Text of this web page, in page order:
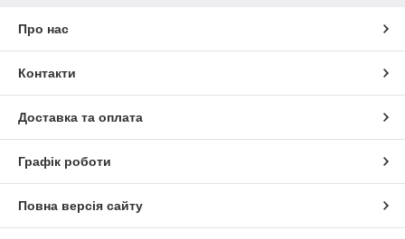
Про нас
Контакти
Доставка та оплата
Графік роботи
Повна версія сайту